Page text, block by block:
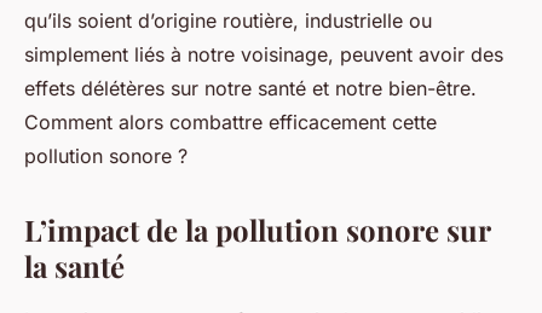
qu’ils soient d’origine routière, industrielle ou
simplement liés à notre voisinage, peuvent avoir des
effets délétères sur notre santé et notre bien-être.
Comment alors combattre efficacement cette
pollution sonore ?
L’impact de la pollution sonore sur
la santé